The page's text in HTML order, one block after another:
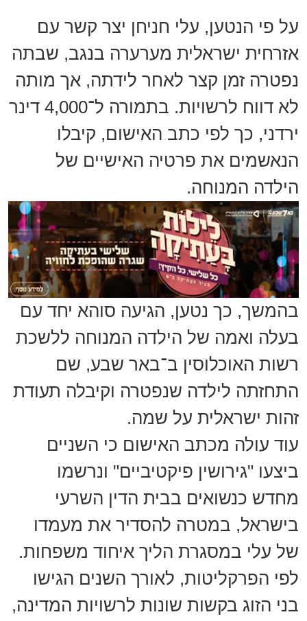
על פי הנטען, עלי חניחן יצר קשר עם
אזרחית ישראלית מערערה בנגב, שבתה
נפטרה זמן קצר לאחר לידתה, אך מותה
לא דווח לרשויות. בתמורה ל־4,000 דינר
ירדני, כך לפי כתב האישום, קיבלו
הנאשמים את פרטיה האישיים של
הילדה המנוחה.
בהמשך, כך נטען, הגיעה סוהא יחד עם
בעלה ואמה של הילדה המנוחה ללשכת
רשות האוכלוסין ב־באר שבע, שם
התחזתה לילדה שנפטרה וקיבלה תעודת
זהות ישראלית על שמה.
עוד עולה מכתב האישום כי השניים
ביצעו "גירושין פיקטיביים" ונרשמו
מחדש כנשואים בבית הדין השרעי
בישראל, במטרה להסדיר את מעמדו
של עלי במסגרת הליך איחוד משפחות.
לפי הפרקליטות, לאורך השנים הגישו
בני הזוג בקשות שונות לרשויות המדינה,